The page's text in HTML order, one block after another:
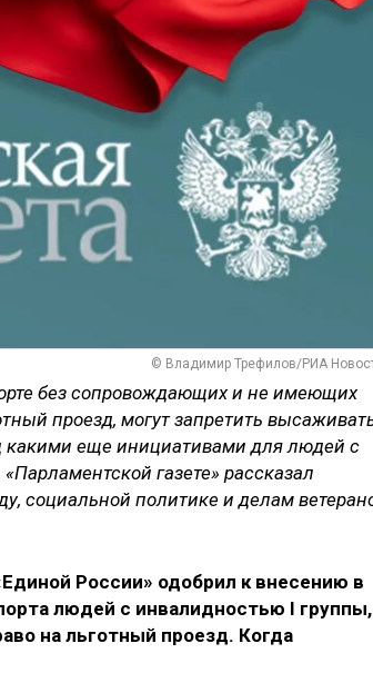
© Владимир Трефилов/РИА
без сопровождающих и не имеющих
проезд, могут запретить
какими еще инициативами для людей с
газете» рассказал
социальной политике и делам
России» одобрил к внесению в
людей с инвалидностью I группы,
на льготный проезд. Когда